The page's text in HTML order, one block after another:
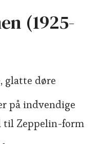
(1925-
glatte døre
på indvendige
til Zeppelin-form